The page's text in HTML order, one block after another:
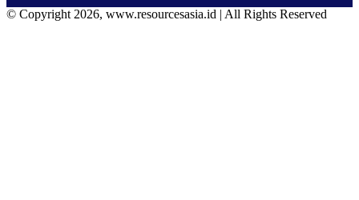
© Copyright 2026, www.resourcesasia.id | All Rights Reserved